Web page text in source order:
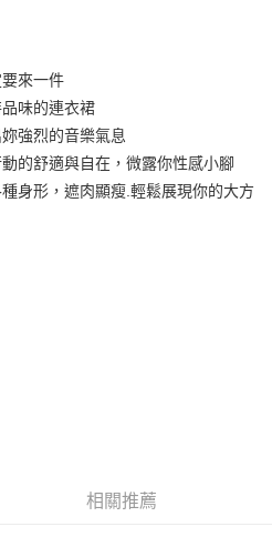
哥大用戶可立即使用無須另外申請。
的期數、繳款截止日，確認付款後即完
額請依後續交易確認頁面所載為準。
交易或遇審核未通過，訂單將自動取
付你分期」於每月結算日後寄送繳費提
「超商條碼／台灣大直營門市／銀行轉
公司」（以下簡稱本公司）所提供，讓
品或服務，並由商店將買賣／分期付款
用本公司帳單繳交帳款。
予台灣大哥大進項蒐集、處理及利用，
資料之確認、核對及更正。
才付款」的支付方式。 讓您購物簡單
、不需儲值。
，即可結帳。
付款。
付」後，將跳轉至「AFTEE先享後付」
擊此簡訊中的連結，可透過四大超商／
款，方視為交易完成。
刻繳費，但若您需要取消訂單，請聯絡
之訂單仍視為有效，需透過AFTEE先享
付 」之結帳頁面顯示為準，若有關於
等相關疑問，請聯繫「AFTEE先享後付
support/home
人資料，並將交易相關給付款項請求債
)免運費
)免運費
)免運費
)免運費
來一件
味的連衣裙
強烈的音樂氣息
的舒適與自在，微露你性感小腳
身形，遮肉顯瘦.輕鬆展現你的大方
相關推薦